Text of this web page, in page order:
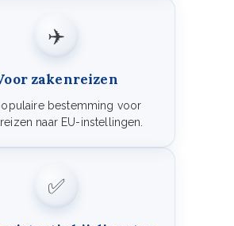
✈️
zakenreizen
bestemming voor
naar EU-instellingen.
✅